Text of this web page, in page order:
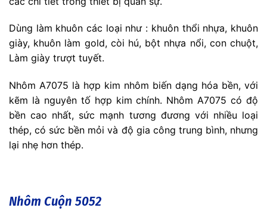
Dùng làm khuôn các loại như : khuôn thổi nhựa, khuôn
giày, khuôn làm gold, còi hú, bột nhựa nổi, con chuột,
Làm giày trượt tuyết.
Nhôm A7075 là hợp kim nhôm biến dạng hóa bền, với
kẽm là nguyên tố hợp kim chính. Nhôm A7075 có độ
bền cao nhất, sức mạnh tương đương với nhiều loại
thép, có sức bền mỏi và độ gia công trung bình, nhưng
lại nhẹ hơn thép.
Nhôm Cuộn 5052